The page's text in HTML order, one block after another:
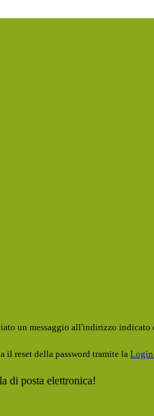
un messaggio all'indirizzo indicato
il reset della password tramite la Login
di posta elettronica!